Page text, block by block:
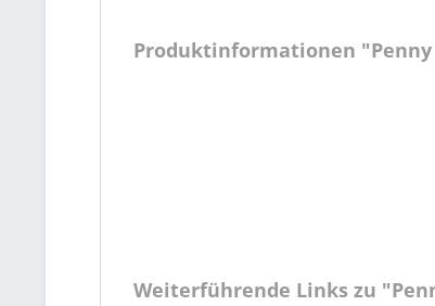
Produktinformationen "Penny
Weiterführende Links zu